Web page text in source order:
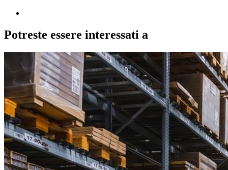
Potreste essere interessati a